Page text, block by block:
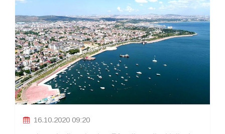
16.10.2020 09:20